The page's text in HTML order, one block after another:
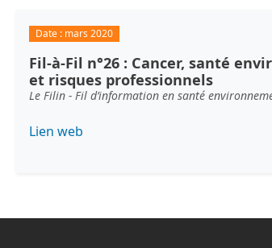
Date : mars 2020
Fil-à-Fil n°26 : Cancer, santé
et risques professionnels
Le Filin - Fil d’information en santé
Lien web